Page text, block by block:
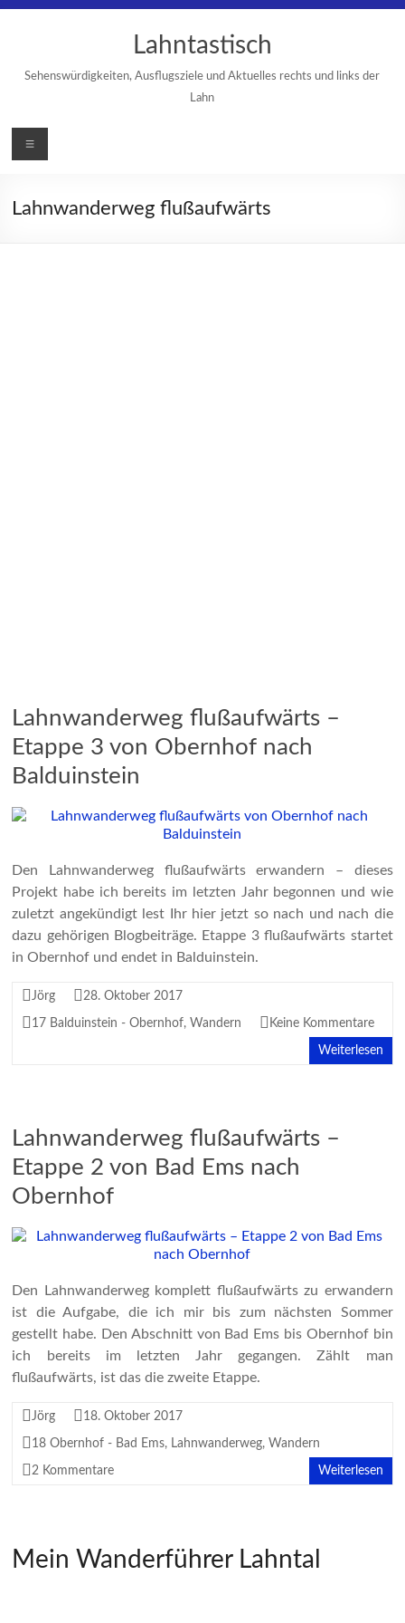
Lahntastisch
Sehenswürdigkeiten, Ausflugsziele und Aktuelles rechts und links der
Lahn
Menü
Lahnwanderweg flußaufwärts
Lahnwanderweg flußaufwärts –
Etappe 3 von Obernhof nach
Balduinstein
Den Lahnwanderweg flußaufwärts erwandern – dieses
Projekt habe ich bereits im letzten Jahr begonnen und wie
zuletzt angekündigt lest Ihr hier jetzt so nach und nach die
dazu gehörigen Blogbeiträge. Etappe 3 flußaufwärts startet
in Obernhof und endet in Balduinstein.
Jörg 28. Oktober 2017
17 Balduinstein - Obernhof, Wandern Keine Kommentare
Weiterlesen
Lahnwanderweg flußaufwärts –
Etappe 2 von Bad Ems nach
Obernhof
Den Lahnwanderweg komplett flußaufwärts zu erwandern
ist die Aufgabe, die ich mir bis zum nächsten Sommer
gestellt habe. Den Abschnitt von Bad Ems bis Obernhof bin
ich bereits im letzten Jahr gegangen. Zählt man
flußaufwärts, ist das die zweite Etappe.
Jörg 18. Oktober 2017
18 Obernhof - Bad Ems, Lahnwanderweg, Wandern
2 Kommentare Weiterlesen
Mein Wanderführer Lahntal